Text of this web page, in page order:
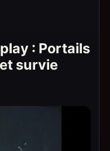
: Portails
survie